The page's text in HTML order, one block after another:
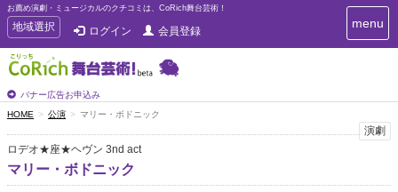
お薦め演劇・ミュージカルのクチコミは、CoRich舞台芸術！
T
o
g
g
e
n
a
v
i
g
地域選択 ログイン 会員登録
バナー広告お申込み
T
o
i
menu
HOME 公演 マリー・ボドニック
演劇
ロデオ★座★ヘヴン 3nd act
マリー・ボドニック